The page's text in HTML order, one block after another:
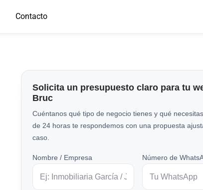
Contacto
Solicita un presupuesto claro para tu
Bruc
Cuéntanos qué tipo de negocio tienes y qué
de 24 horas te respondemos con una propuesta
caso.
Nombre / Empresa Número de